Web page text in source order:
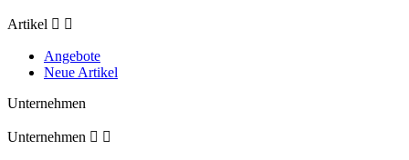
Artikel  
Angebote
Neue Artikel
Unternehmen
Unternehmen  